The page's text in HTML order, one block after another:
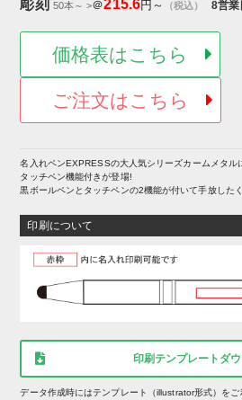
彫刻 50本～ >＠215.6円～ （税込） 8営業
価格表はこちら
ご注文はこちら
名入れペンEXPRESSの大人気シリーズカームメタル
タッチペン機能付きが登場!
黒ボールペンとタッチペンの2機能が付いて手放した
印刷について
印刷テンプレートダ
データ作成時にはテンプレート（illustrator形式）をご